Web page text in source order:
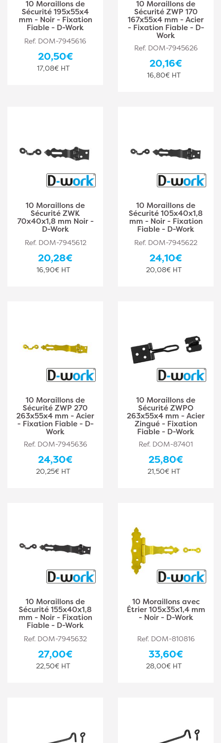
10 Moraillons de
Sécurité 195x55x4
mm - Noir - Fixation
Fiable - D-Work
Ref. DOM-7945616
20,50€
17,08€ HT
10 Moraillons de
Sécurité ZWP 170
167x55x4 mm - Acier
- Fixation Fiable - D-
Work
Ref. DOM-7945626
20,16€
16,80€ HT
10 Moraillons de
Sécurité ZWK
70x40x1,8 mm Noir -
D-Work
Ref. DOM-7945612
20,28€
16,90€ HT
10 Moraillons de
Sécurité 105x40x1,8
mm - Noir - Fixation
Fiable - D-Work
Ref. DOM-7945622
24,10€
20,08€ HT
10 Moraillons de
Sécurité ZWP 270
263x55x4 mm - Acier
- Fixation Fiable - D-
Work
Ref. DOM-7945636
24,30€
20,25€ HT
10 Moraillons de
Sécurité ZWPO
263x55x4 mm - Acier
Zingué - Fixation
Fiable - D-Work
Ref. DOM-87401
25,80€
21,50€ HT
10 Moraillons de
Sécurité 155x40x1,8
mm - Noir - Fixation
Fiable - D-Work
Ref. DOM-7945632
27,00€
22,50€ HT
10 Moraillons avec
Étrier 105x35x1,4 mm
- Noir - D-Work
Ref. DOM-810816
33,60€
28,00€ HT